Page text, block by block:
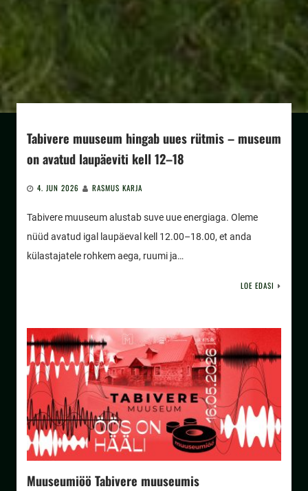
Tabivere muuseum hingab uues rütmis – museum
on avatud laupäeviti kell 12–18
4. JUN 2026 RASMUS KARJA
Tabivere muuseum alustab suve uue energiaga. Oleme
nüüd avatud igal laupäeval kell 12.00–18.00, et anda
külastajatele rohkem aega, ruumi ja…
LOE EDASI
Muuseumiöö Tabivere muuseumis